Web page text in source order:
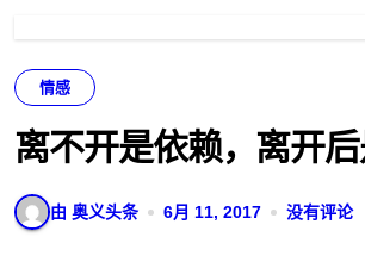
情感
离不开是依赖，离开
由 奥义头条 6月 11, 2017 没有评论